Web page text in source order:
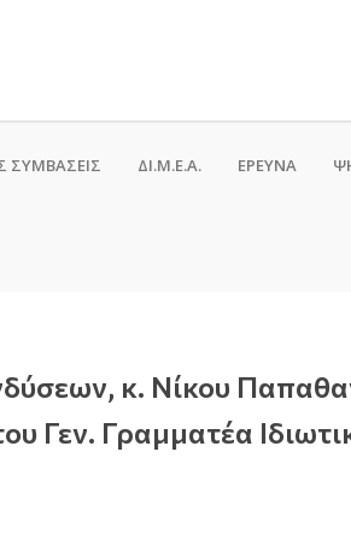
ΣΥΜΒΑΣΕΙΣ ΔΙ.Μ.Ε.Α. ΕΡΕΥΝΑ
κ. Νίκου
Γεν. Γραμματέα